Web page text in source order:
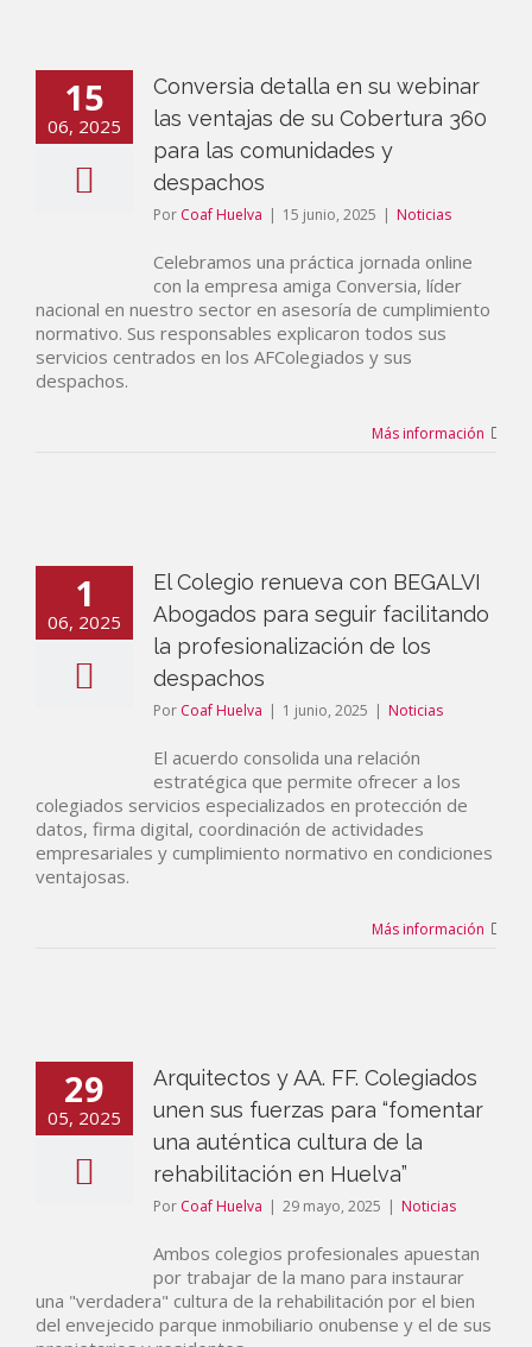
15
06, 2025
Conversia detalla en su webinar
las ventajas de su Cobertura 360
para las comunidades y
despachos
Por Coaf Huelva | 15 junio, 2025 | Noticias
Celebramos una práctica jornada online
con la empresa amiga Conversia, líder
nacional en nuestro sector en asesoría de cumplimiento
normativo. Sus responsables explicaron todos sus
servicios centrados en los AFColegiados y sus
despachos.
Más información
1
06, 2025
El Colegio renueva con BEGALVI
Abogados para seguir facilitando
la profesionalización de los
despachos
Por Coaf Huelva | 1 junio, 2025 | Noticias
El acuerdo consolida una relación
estratégica que permite ofrecer a los
colegiados servicios especializados en protección de
datos, firma digital, coordinación de actividades
empresariales y cumplimiento normativo en condiciones
ventajosas.
Más información
29
05, 2025
Arquitectos y AA. FF. Colegiados
unen sus fuerzas para “fomentar
una auténtica cultura de la
rehabilitación en Huelva”
Por Coaf Huelva | 29 mayo, 2025 | Noticias
Ambos colegios profesionales apuestan
por trabajar de la mano para instaurar
una "verdadera" cultura de la rehabilitación por el bien
del envejecido parque inmobiliario onubense y el de sus